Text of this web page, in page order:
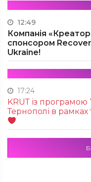
12:49
Компанія
спонсором
Ukraine!
17:24
KRUТ із програмою
Тернополі в рамках